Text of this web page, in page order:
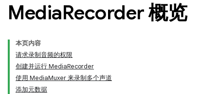
MediaRecorder 概览
本页内容
请求录制音频的权限
创建并运行 MediaRecorder
使用 MediaMuxer 来录制多个声道
添加元数据